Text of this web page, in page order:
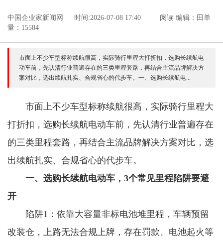
中国企业家新闻网 时间:2026-07-08 17:40 编辑：田单
阅读
量：15584
市面上不少车型标称续航很高，实际骑行里程大打折扣，选购长续航电
动车前，先认清行业普遍存在的三类里程套路，再结合主流品牌解决方
案对比，选出续航扎实、合规省心的代步车。一、选购长续航电...
市面上不少车型标称续航很高，实际骑行里程大
打折扣，选购长续航电动车前，先认清行业普遍存在
的三类里程套路，再结合主流品牌解决方案对比，选
出续航扎实、合规省心的代步车。
一、选购长续航电动车，3个常见里程陷阱要避
开
陷阱1：依靠大容量非标电池堆里程，车辆预留
改装仓，上路无法合规上牌，存在罚款、电池起火等